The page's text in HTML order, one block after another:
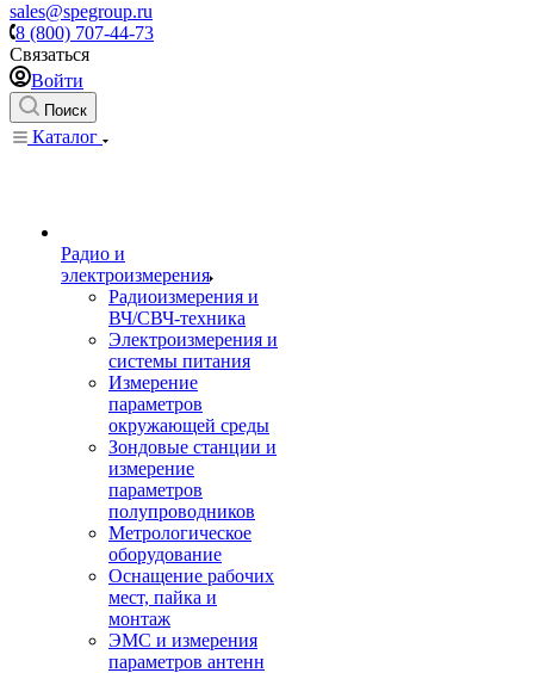
sales@spegroup.ru
8 (800) 707-44-73
Связаться
Войти
Поиск
Каталог
Радио и
электроизмерения
Радиоизмерения и
ВЧ/СВЧ-техника
Электроизмерения и
системы питания
Измерение
параметров
окружающей среды
Зондовые станции и
измерение
параметров
полупроводников
Метрологическое
оборудование
Оснащение рабочих
мест, пайка и
монтаж
ЭМС и измерения
параметров антенн